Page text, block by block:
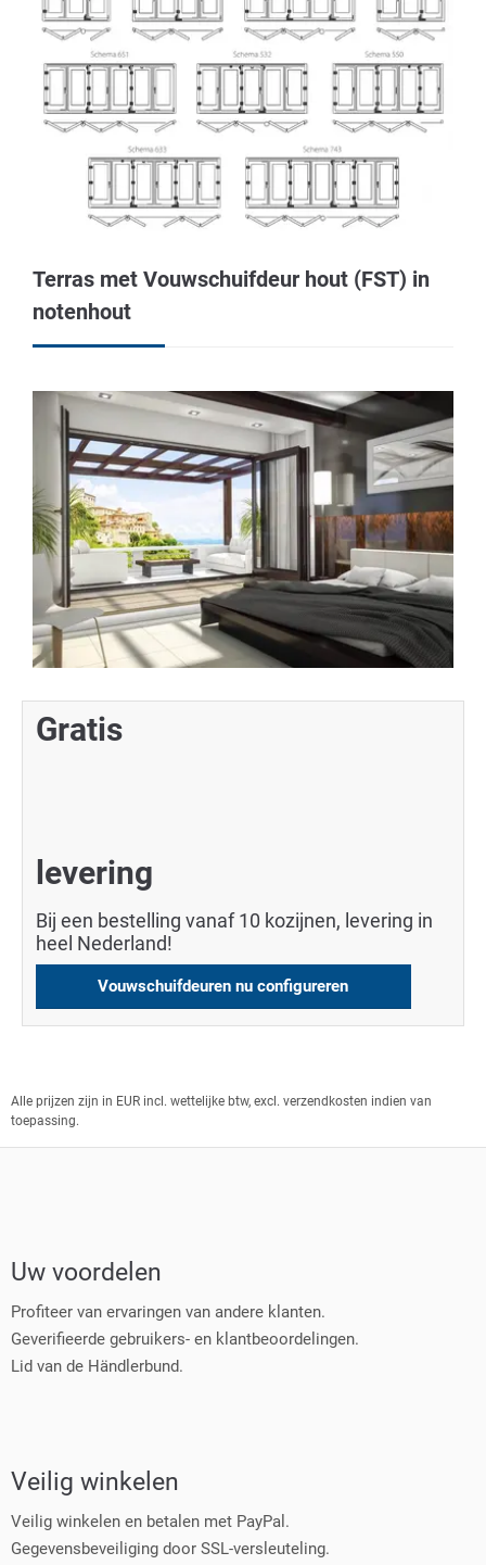
Terras met Vouwschuifdeur hout (FST) in
notenhout
Gratis
levering
Bij een bestelling vanaf 10 kozijnen, levering in
heel Nederland!
Vouwschuifdeuren nu configureren
Alle prijzen zijn in EUR incl. wettelijke btw, excl. verzendkosten indien van
toepassing.
Uw voordelen
Profiteer van ervaringen van andere klanten.
Geverifieerde gebruikers- en klantbeoordelingen.
Lid van de Händlerbund.
Veilig winkelen
Veilig winkelen en betalen met PayPal.
Gegevensbeveiliging door SSL-versleuteling.